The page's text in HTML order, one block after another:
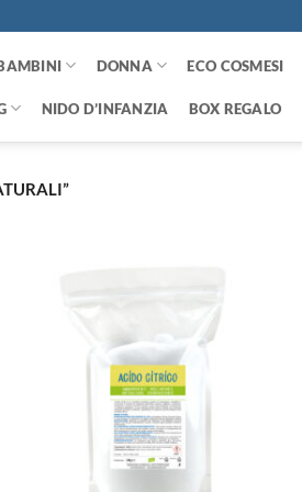
DONNA ECO COSMESI
NIDO D’INFANZIA BOX REGALO